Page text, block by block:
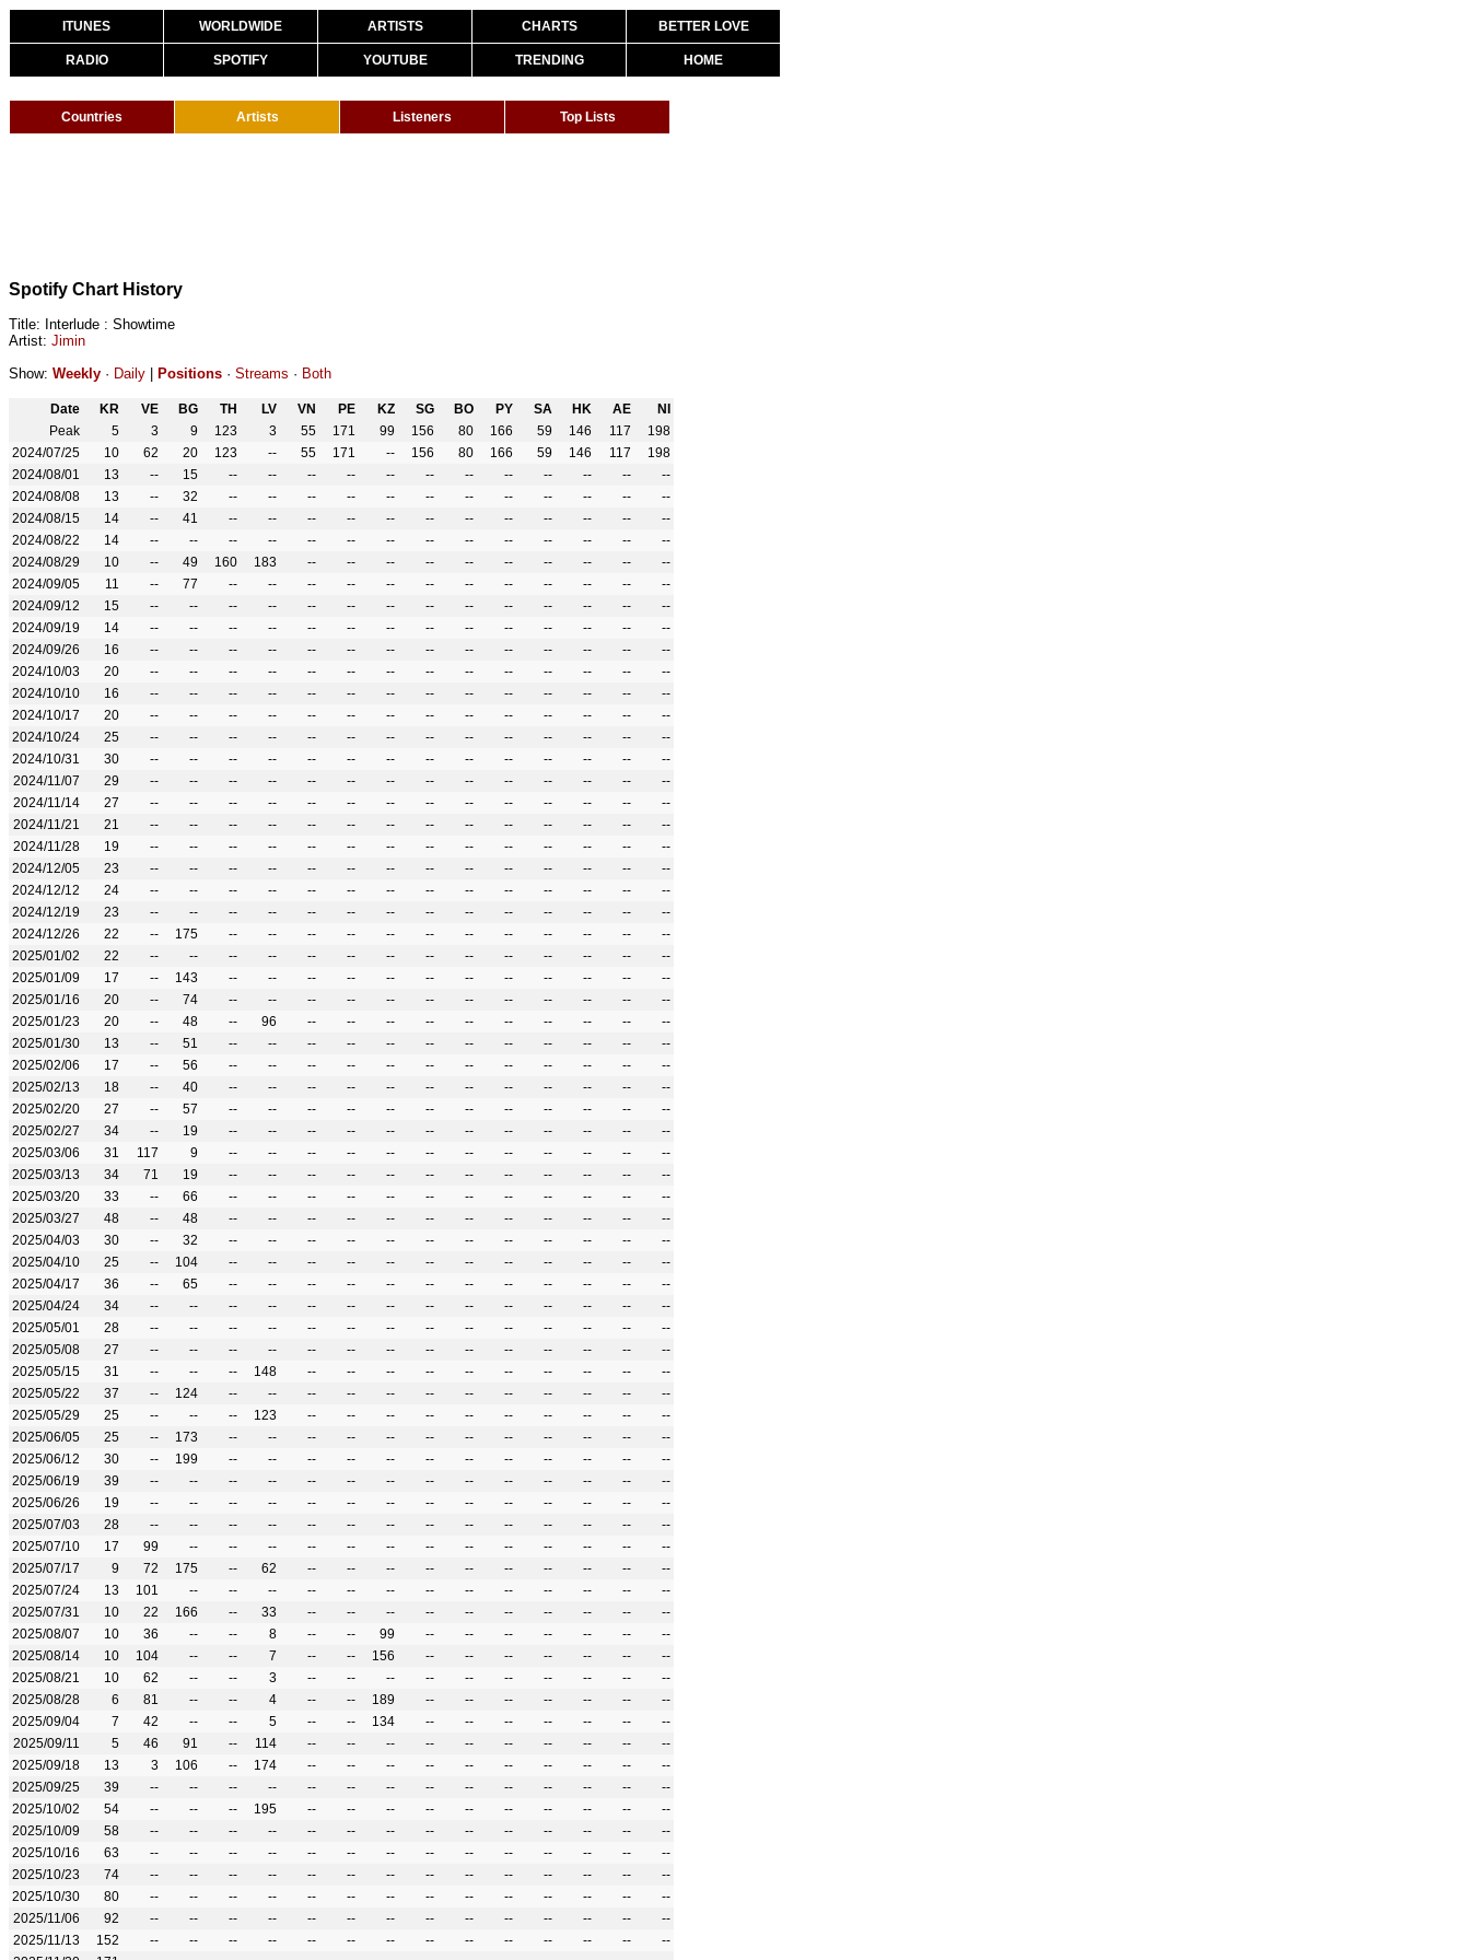
ITUNES WORLDWIDE ARTISTS CHARTS BETTER LOVE
RADIO SPOTIFY YOUTUBE TRENDING HOME
Countries Artists Listeners Top Lists
Spotify Chart History
Title: Interlude : Showtime
Artist: Jimin
Show: Weekly · Daily Positions · Streams · Both
Date KR VE BG TH LV VN PE KZ SG BO PY SA HK AE
NI
Peak
5 3 9 123 3 55 171 99 156 80 166 59 146 117
198
2024/07/25
10 62 20 123 -- 55 171 -- 156 80 166 59 146 117
198
2024/08/01
13 -- 15 -- -- -- -- -- -- -- -- -- -- --
--
2024/08/08
13 -- 32 -- -- -- -- -- -- -- -- -- -- --
--
2024/08/15
14 -- 41 -- -- -- -- -- -- -- -- -- -- --
--
2024/08/22
14 -- -- -- -- -- -- -- -- -- -- -- -- --
--
2024/08/29
10 -- 49 160 183 -- -- -- -- -- -- -- -- --
--
2024/09/05
11 -- 77 -- -- -- -- -- -- -- -- -- -- --
--
2024/09/12
15 -- -- -- -- -- -- -- -- -- -- -- -- --
--
2024/09/19
14 -- -- -- -- -- -- -- -- -- -- -- -- --
--
2024/09/26
16 -- -- -- -- -- -- -- -- -- -- -- -- --
--
2024/10/03
20 -- -- -- -- -- -- -- -- -- -- -- -- --
--
2024/10/10
16 -- -- -- -- -- -- -- -- -- -- -- -- --
--
2024/10/17
20 -- -- -- -- -- -- -- -- -- -- -- -- --
--
2024/10/24
25 -- -- -- -- -- -- -- -- -- -- -- -- --
--
2024/10/31
30 -- -- -- -- -- -- -- -- -- -- -- -- --
--
2024/11/07
29 -- -- -- -- -- -- -- -- -- -- -- -- --
--
2024/11/14
27 -- -- -- -- -- -- -- -- -- -- -- -- --
--
2024/11/21
21 -- -- -- -- -- -- -- -- -- -- -- -- --
--
2024/11/28
19 -- -- -- -- -- -- -- -- -- -- -- -- --
--
2024/12/05
23 -- -- -- -- -- -- -- -- -- -- -- -- --
--
2024/12/12
24 -- -- -- -- -- -- -- -- -- -- -- -- --
--
2024/12/19
23 -- -- -- -- -- -- -- -- -- -- -- -- --
--
2024/12/26
22 -- 175 -- -- -- -- -- -- -- -- -- -- --
--
2025/01/02
22 -- -- -- -- -- -- -- -- -- -- -- -- --
--
2025/01/09
17 -- 143 -- -- -- -- -- -- -- -- -- -- --
--
2025/01/16
20 -- 74 -- -- -- -- -- -- -- -- -- -- --
--
2025/01/23
20 -- 48 -- 96 -- -- -- -- -- -- -- -- --
--
2025/01/30
13 -- 51 -- -- -- -- -- -- -- -- -- -- --
--
2025/02/06
17 -- 56 -- -- -- -- -- -- -- -- -- -- --
--
2025/02/13
18 -- 40 -- -- -- -- -- -- -- -- -- -- --
--
2025/02/20
27 -- 57 -- -- -- -- -- -- -- -- -- -- --
--
2025/02/27
34 -- 19 -- -- -- -- -- -- -- -- -- -- --
--
2025/03/06
31 117 9 -- -- -- -- -- -- -- -- -- -- --
--
2025/03/13
34 71 19 -- -- -- -- -- -- -- -- -- -- --
--
2025/03/20
33 -- 66 -- -- -- -- -- -- -- -- -- -- --
--
2025/03/27
48 -- 48 -- -- -- -- -- -- -- -- -- -- --
--
2025/04/03
30 -- 32 -- -- -- -- -- -- -- -- -- -- --
--
2025/04/10
25 -- 104 -- -- -- -- -- -- -- -- -- -- --
--
2025/04/17
36 -- 65 -- -- -- -- -- -- -- -- -- -- --
--
2025/04/24
34 -- -- -- -- -- -- -- -- -- -- -- -- --
--
2025/05/01
28 -- -- -- -- -- -- -- -- -- -- -- -- --
--
2025/05/08
27 -- -- -- -- -- -- -- -- -- -- -- -- --
--
2025/05/15
31 -- -- -- 148 -- -- -- -- -- -- -- -- --
--
2025/05/22
37 -- 124 -- -- -- -- -- -- -- -- -- -- --
--
2025/05/29
25 -- -- -- 123 -- -- -- -- -- -- -- -- --
--
2025/06/05
25 -- 173 -- -- -- -- -- -- -- -- -- -- --
--
2025/06/12
30 -- 199 -- -- -- -- -- -- -- -- -- -- --
--
2025/06/19
39 -- -- -- -- -- -- -- -- -- -- -- -- --
--
2025/06/26
19 -- -- -- -- -- -- -- -- -- -- -- -- --
--
2025/07/03
28 -- -- -- -- -- -- -- -- -- -- -- -- --
--
2025/07/10
17 99 -- -- -- -- -- -- -- -- -- -- -- --
--
2025/07/17
9 72 175 -- 62 -- -- -- -- -- -- -- -- --
--
2025/07/24
13 101 -- -- -- -- -- -- -- -- -- -- -- --
--
2025/07/31
10 22 166 -- 33 -- -- -- -- -- -- -- -- --
--
2025/08/07
10 36 -- -- 8 -- -- 99 -- -- -- -- -- --
--
2025/08/14
10 104 -- -- 7 -- -- 156 -- -- -- -- -- --
--
2025/08/21
10 62 -- -- 3 -- -- -- -- -- -- -- -- --
--
2025/08/28
6 81 -- -- 4 -- -- 189 -- -- -- -- -- --
--
2025/09/04
7 42 -- -- 5 -- -- 134 -- -- -- -- -- --
--
2025/09/11
5 46 91 -- 114 -- -- -- -- -- -- -- -- --
--
2025/09/18
13 3 106 -- 174 -- -- -- -- -- -- -- -- --
--
2025/09/25
39 -- -- -- -- -- -- -- -- -- -- -- -- --
--
2025/10/02
54 -- -- -- 195 -- -- -- -- -- -- -- -- --
--
2025/10/09
58 -- -- -- -- -- -- -- -- -- -- -- -- --
--
2025/10/16
63 -- -- -- -- -- -- -- -- -- -- -- -- --
--
2025/10/23
74 -- -- -- -- -- -- -- -- -- -- -- -- --
--
2025/10/30
80 -- -- -- -- -- -- -- -- -- -- -- -- --
--
2025/11/06
92 -- -- -- -- -- -- -- -- -- -- -- -- --
--
2025/11/13
152 -- -- -- -- -- -- -- -- -- -- -- -- --
--